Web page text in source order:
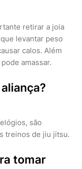
retirar a joia
levantar peso
calos. Além
amassar.
são
treinos de jiu jitsu.
tomar